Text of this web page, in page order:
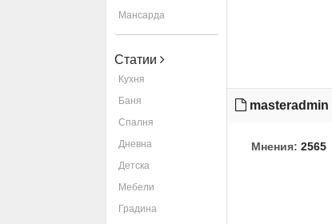
Мансарда
Статии
Кухня
Баня
Спалня
Дневна
Детска
Мебели
Градина
masteradmin
Мнения: 2565